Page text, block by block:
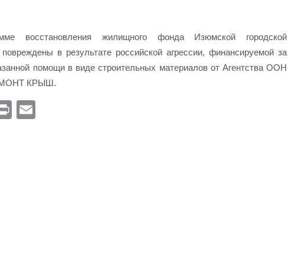
восстановления жилищного фонда Изюмской городской
в результате российской агрессии, финансируемой за
помощи в виде строительных материалов от Агентства ООН
КРЫШ.
Pr